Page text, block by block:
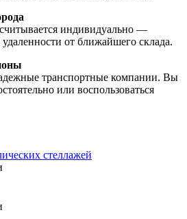
индивидуально —
удаленности от ближайшего склада.
транспортные компании. Вы
или воспользоваться
стеллажей